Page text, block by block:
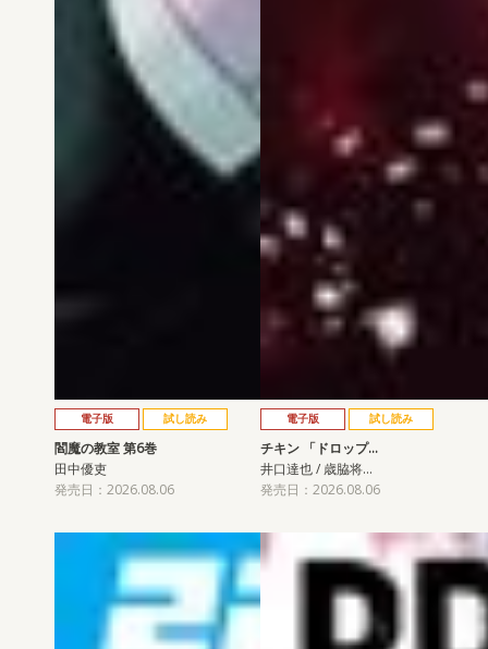
電子版 試し読み
閻魔の教室 第6巻
田中優吏
発売日：2026.08.06
電子版 試し読み
チキン 「ドロップ…
井口達也 / 歳脇将…
発売日：2026.08.06